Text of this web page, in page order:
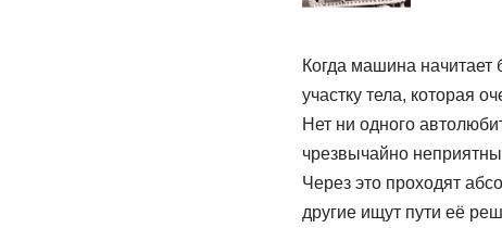
Когда машина
участку тела, которая
Нет ни одного
чрезвычайно
Через это проходят
другие ищут пути её